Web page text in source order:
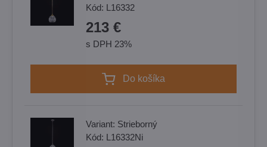
Kód: L16332
213 €
s DPH 23%
Do košíka
Variant: Strieborný
Kód: L16332Ni